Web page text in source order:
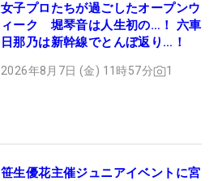
女子プロたちが過ごしたオープンウ
ィーク 堀琴音は人生初の…！ 六車
日那乃は新幹線でとんぼ返り…！
2026年8月7日 (金) 11時57分 1
笹生優花主催ジュニアイベントに宮